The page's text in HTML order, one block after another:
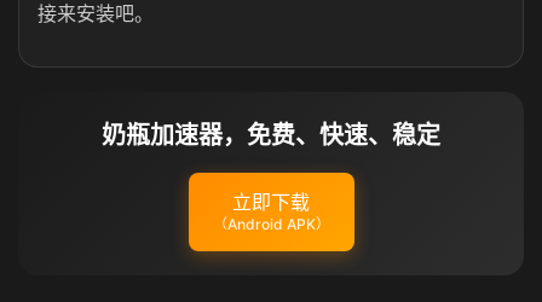
接来安装吧。
奶瓶加速器，免费、快速、稳定
立即下载
（Android APK）